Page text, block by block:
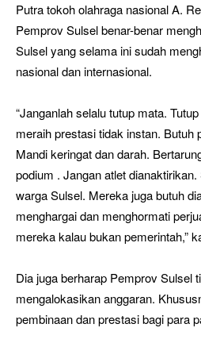
Putra tokoh olahraga nasional A.
Pemprov Sulsel benar-benar
Sulsel yang selama ini sudah
nasional dan internasional.
“Janganlah selalu tutup mata.
meraih prestasi tidak instan. Butuh
Mandi keringat dan darah.
podium . Jangan atlet
warga Sulsel. Mereka juga butuh
menghargai dan menghormati
mereka kalau bukan pemerintah,”
Dia juga berharap Pemprov Sulsel
mengalokasikan anggaran.
pembinaan dan prestasi bagi para